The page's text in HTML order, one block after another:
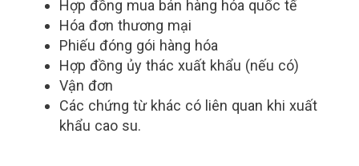
Hợp đồng mua bán hàng hóa quốc tế
Hóa đơn thương mại
Phiếu đóng gói hàng hóa
Hợp đồng ủy thác xuất khẩu (nếu có)
Vận đơn
Các chứng từ khác có liên quan khi xuất
khẩu cao su.